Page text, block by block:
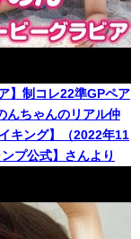
】制コレ22準GPペア
んちゃんのリアル仲
キング】（2022年11
プ公式】さんより